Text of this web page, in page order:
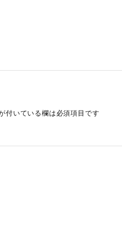
付いている欄は必須項目です